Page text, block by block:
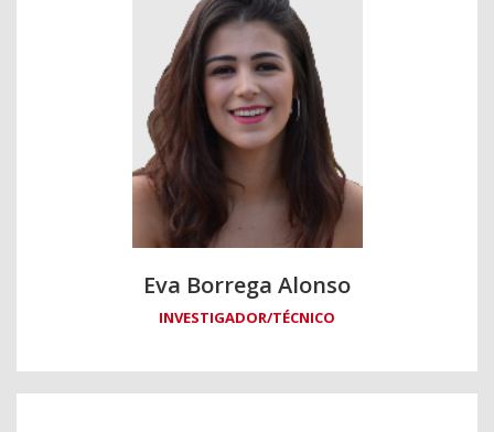
Eva Borrega Alonso
INVESTIGADOR/TÉCNICO